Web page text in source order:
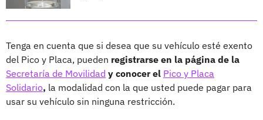
Tenga en cuenta que si desea que su vehículo esté exento
del Pico y Placa, pueden registrarse en la página de la
Secretaría de Movilidad y conocer el Pico y Placa
Solidario, la modalidad con la que usted puede pagar para
usar su vehículo sin ninguna restricción.